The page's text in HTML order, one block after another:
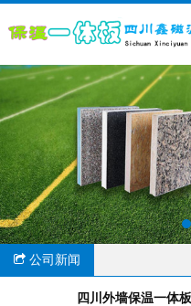
公司新闻
四川外墙保温一体